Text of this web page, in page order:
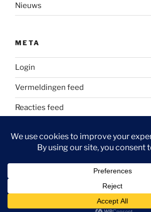
Nieuws
META
Login
Vermeldingen feed
Reacties feed
Ondersteund door WordPress